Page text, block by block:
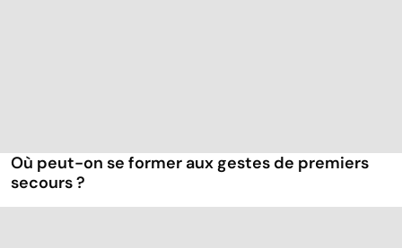
Où peut-on se former aux gestes de premiers
secours ?